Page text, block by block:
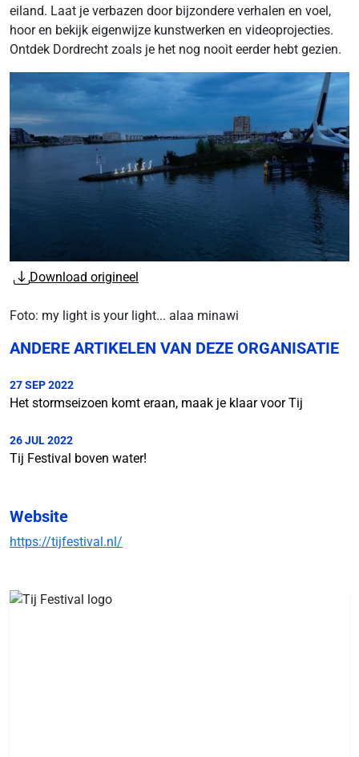
eiland. Laat je verbazen door bijzondere verhalen en voel,
hoor en bekijk eigenwijze kunstwerken en videoprojecties.
Ontdek Dordrecht zoals je het nog nooit eerder hebt gezien.
Download origineel
Foto: my light is your light... alaa minawi
ANDERE ARTIKELEN VAN DEZE ORGANISATIE
27 SEP 2022
Het stormseizoen komt eraan, maak je klaar voor Tij
26 JUL 2022
Tij Festival boven water!
Website
https://tijfestival.nl/